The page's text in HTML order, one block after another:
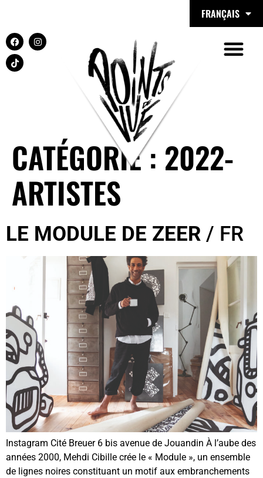
FRANÇAIS
CATÉGORIE : 2022-
ARTISTES
LE MODULE DE ZEER / FR
Instagram Cité Breuer 6 bis avenue de Jouandin À l’aube des
années 2000, Mehdi Cibille crée le « Module », un ensemble
de lignes noires constituant un motif aux embranchements